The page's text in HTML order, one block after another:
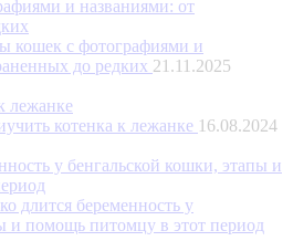
кошек с фотографиями и
до редких 21.11.2025
котенка к лежанке 16.08.2024
длится беременность у
и помощь питомцу в этот период